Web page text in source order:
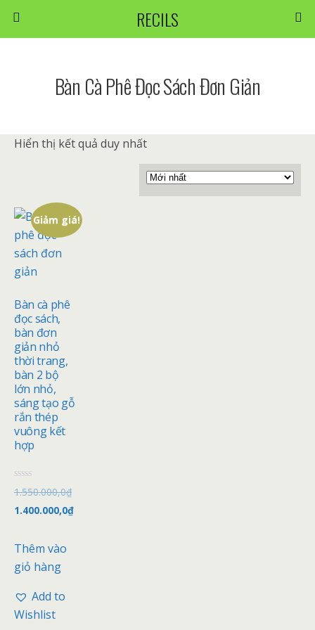
RECILS
Bàn Cà Phê Đọc Sách Đơn Giản
Hiển thị kết quả duy nhất
Giảm giá!
Bàn cà phê
đọc sách,
bàn đơn
giản nhỏ
thời trang,
bàn 2 bộ
lớn nhỏ,
sáng tạo gỗ
rắn thép
vuông kết
hợp
Đ
ư
ợ
c
p
h
n
5
a
1.550.000,0₫
1.400.000,0₫
Thêm vào
giỏ hàng
Add to
Wishlist